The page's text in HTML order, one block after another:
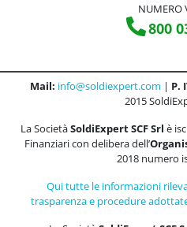
NUMERO
800
Mail: info@soldiexpert.com | P.
2015
La SocietàSoldiExpert SCF Srl è
Finanziari con delibera dell’
2018 numero
Qui tutte le informazioni
trasparenza e procedure